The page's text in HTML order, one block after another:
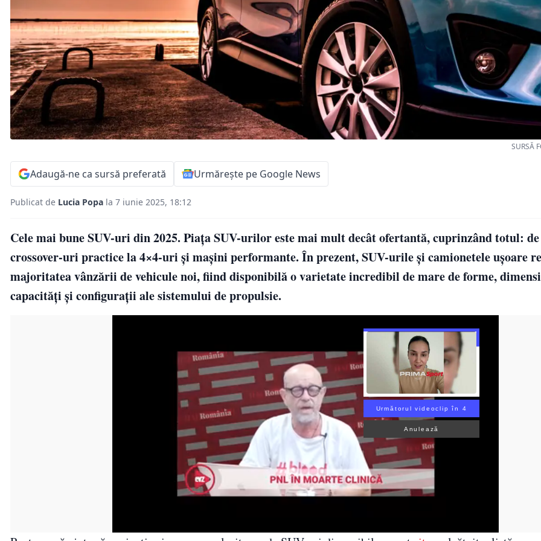
SURSĂ
Adaugă-ne ca sursă preferată Urmărește pe Google News
Publicat de Lucia Popa la 7 iunie 2025, 18:12
Cele mai bune SUV-uri din 2025. Piața SUV-urilor este mai mult decât ofertantă, cuprinzând totul:
crossover-uri practice la 4×4-uri și mașini performante. În prezent, SUV-urile și camionetele ușoare
majoritatea vânzării de vehicule noi, fiind disponibilă o varietate incredibil de mare de forme,
capacități și configurații ale sistemului de propulsie.
Următorul videoclip în 3
Anulează